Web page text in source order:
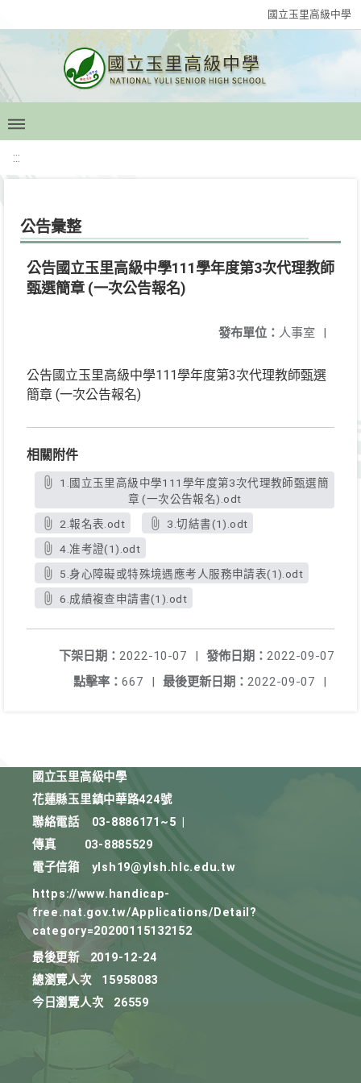
國立玉里高級中學
:::
公告彙整
公告國立玉里高級中學111學年度第3次代理教師
甄選簡章 (一次公告報名)
發布單位： 人事室 |
公告國立玉里高級中學111學年度第3次代理教師甄選
簡章 (一次公告報名)
相關附件
章 (一次公告報名).odt
2.報名表.odt
3.切結書(1).odt
4.准考證(1).odt
5.身心障礙或特殊境遇應考人服務申請表(1).odt
6.成績複查申請書(1).odt
發佈日期： 2022-09-07
下架日期： 2022-10-07
|
最後更新日期： 2022-09-07 |
點擊率： 667 |
國立玉里高級中學
花蓮縣玉里鎮中華路424號
聯絡電話
03-8886171~5
傳真
03-8885529
電子信箱
ylsh19@ylsh.hlc.edu.tw
https://www.handicap-
free.nat.gov.tw/Applications/Detail?
category=20200115132152
最後更新
2019-12-24
總瀏覽人次
15958083
今日瀏覽人次
26559